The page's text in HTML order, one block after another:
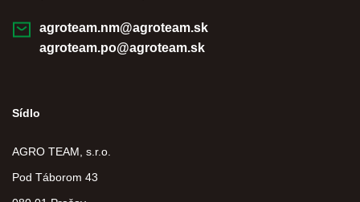
agroteam.nm@agroteam.sk
agroteam.po@agroteam.sk
Sídlo
AGRO TEAM, s.r.o.
Pod Táborom 43